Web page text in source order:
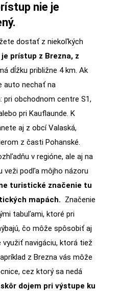
nie je
dostať z niekoľkých
prístup z Brezna, z
dĺžku približne 4 km. Ak
auto nechať na
pri obchodnom centre S1,
pri Kauflaunde. K
aj z obcí Valaská,
z časti Pohanské.
v regióne, ale aj na
veži podľa môjho názoru
turistické značenie tu
mapách. Značenie
tabuľami, ktoré pri
čo môže spôsobiť aj
využiť navigáciu, ktorá tiež
z Brezna vás môže
cez ktorý sa nedá
dojem pri výstupe ku